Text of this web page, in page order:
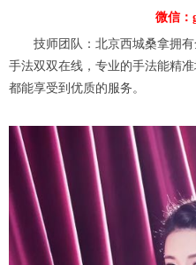
微信：
技师团队：北京西城桑拿拥有
手法双双在线，专业的手法能精
都能享受到优质的服务。